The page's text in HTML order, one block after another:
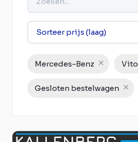
Mercedes-Benz Vito
Gesloten bestelwagen